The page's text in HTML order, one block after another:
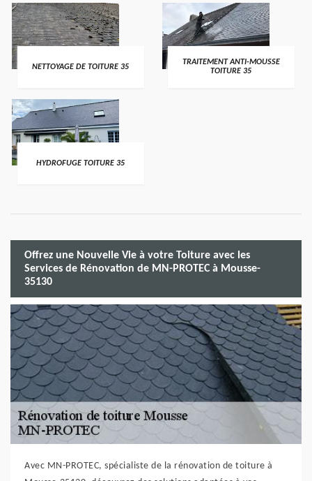
NETTOYAGE DE TOITURE 35
TRAITEMENT ANTI-MOUSSE
TOITURE 35
HYDROFUGE TOITURE 35
Offrez une Nouvelle Vie à votre Toiture avec les
Services de Rénovation de MN-PROTEC à Mousse-
35130
Avec MN-PROTEC, spécialiste de la rénovation de toiture à